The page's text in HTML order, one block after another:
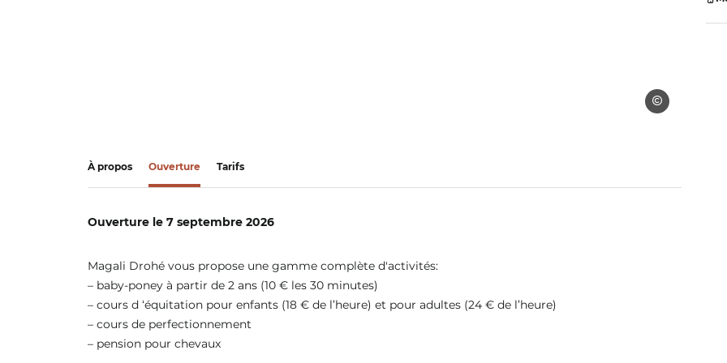
OT Coëvrons
À propos Ouverture Tarifs
Ouverture le 7 septembre 2026
Magali Drohé vous propose une gamme complète d'activités:
– baby-poney à partir de 2 ans (10 € les 30 minutes)
– cours d ‘équitation pour enfants (18 € de l’heure) et pour adultes (24 € de l’heure)
– cours de perfectionnement
– pension pour chevaux